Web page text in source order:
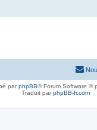
parphpBB® Forum Software ©
Traduit parphpBB-fr.com